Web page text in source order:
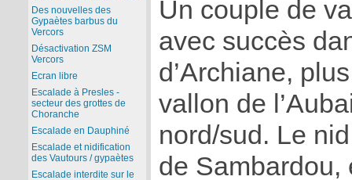
Un couple de
avec succès
d’Archiane,
vallon de
nord/sud. Le
de Sambardou,
Des nouvelles des
Gypaètes barbus du
Vercors
Désactivation ZSM
Vercors
Ecran libre
Escalade à Presles -
secteur des grottes de
Choranche
Escalade en Dauphiné
Escalade et nidification
des Vautours / gypaètes
Escalade interdite sur le